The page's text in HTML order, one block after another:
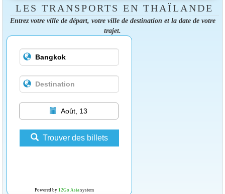
LES TRANSPORTS EN THAÏLANDE
Entrez votre ville de départ, votre ville de destination et la date de votre
trajet.
Août, 13
Trouver des billets
Powered by 12Go Asiasystem